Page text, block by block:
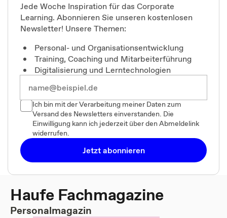
Jede Woche Inspiration für das Corporate
Learning. Abonnieren Sie unseren kostenlosen
Newsletter! Unsere Themen:
Personal- und Organisationsentwicklung
Training, Coaching und Mitarbeiterführung
Digitalisierung und Lerntechnologien
Ich bin mit der Verarbeitung meiner Daten zum
Versand des Newsletters einverstanden. Die
Einwilligung kann ich jederzeit über den Abmeldelink
widerrufen.
Jetzt abonnieren
Haufe Fachmagazine
Personalmagazin